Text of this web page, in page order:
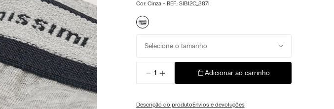
Cor: Cinza- REF.: SIB12C_387I
Selecione o tamanho
＋
－ Adicionar ao carrinho
Descrição do produtoEnvios e devoluções